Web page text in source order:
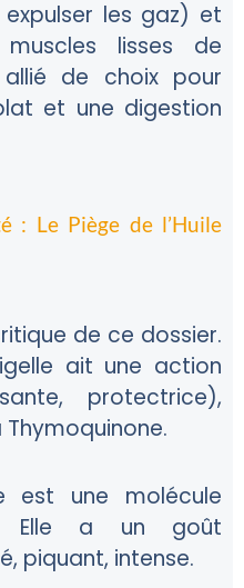
les gaz) et
lisses de
de choix pour
et une digestion
: Le Piège de l’Huile
de ce dossier.
ait une action
protectrice),
est une molécule
Elle a un goût
piquant, intense.